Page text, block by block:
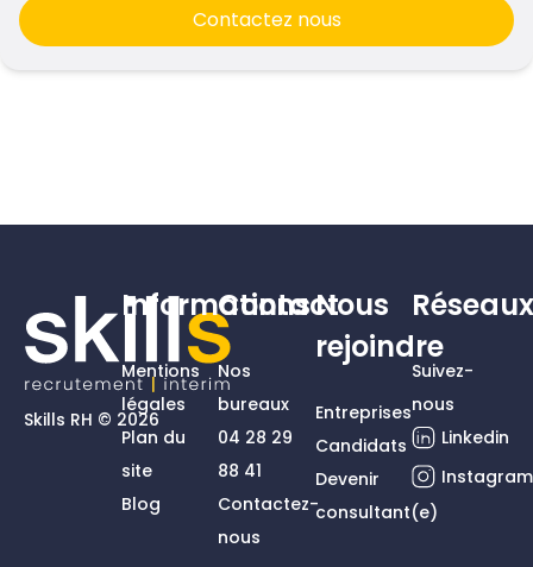
Contactez nous
Skills RH © 2026
Informations
Mentions
légales
Plan du
site
Blog
Contact
Nos
bureaux
04 28 29
88 41
Contactez-
nous
Nous
rejoindre
Entreprises
Candidats
Devenir
consultant(e)
Suivez-
nous
Linkedin
Instagram